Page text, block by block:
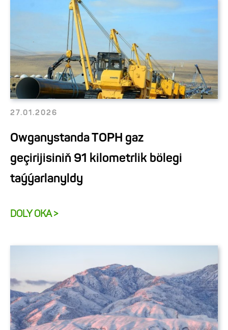
27.01.2026
Owganystanda TOPH gaz
geçirijisiniň 91 kilometrlik bölegi
taýýarlanyldy
DOLY OKA >